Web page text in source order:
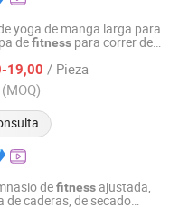
yoga de manga larga para
defitness para correr de
19,00 / Pieza
(MOQ)
2026
defitness ajustada,
de caderas, de secado